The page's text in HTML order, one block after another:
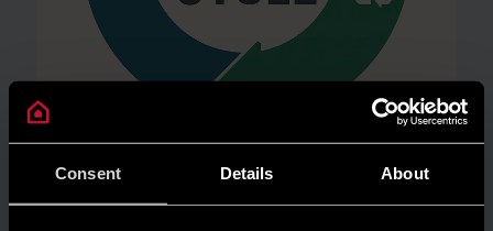
Consent Details About
AMBIENTE